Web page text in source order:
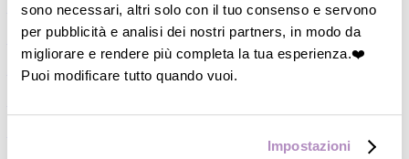
sono necessari, altri solo con il tuo consenso e servono
per pubblicità e analisi dei nostri partners, in modo da
migliorare e rendere più completa la tua esperienza.❤️
Puoi modificare tutto quando vuoi.
Impostazioni
―Biberon
―
Tettarelle
―Succhietti